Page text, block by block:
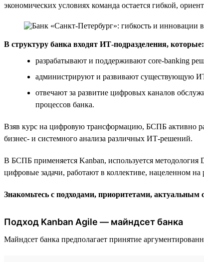
экономических условиях команда остается гибкой,
В структуру банка входят ИТ-подразделения, которые:
разрабатывают и поддерживают core-banking
администрируют и развивают существующую
отвечают за развитие цифровых каналов
процессов банка.
Взяв курс на цифровую трансформацию, БСПБ активно
бизнес- и системного анализа различных ИТ-решений.
В БСПБ применяется Kanban, используется
цифровые задачи, работают в коллективе, нацеленном
Знакомьтесь с подходами, приоритетами,
Подход Kanban Agile — майндсет банка
Майндсет банка предполагает принятие